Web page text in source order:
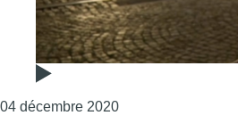
04 décembre 2020Consulter l'article